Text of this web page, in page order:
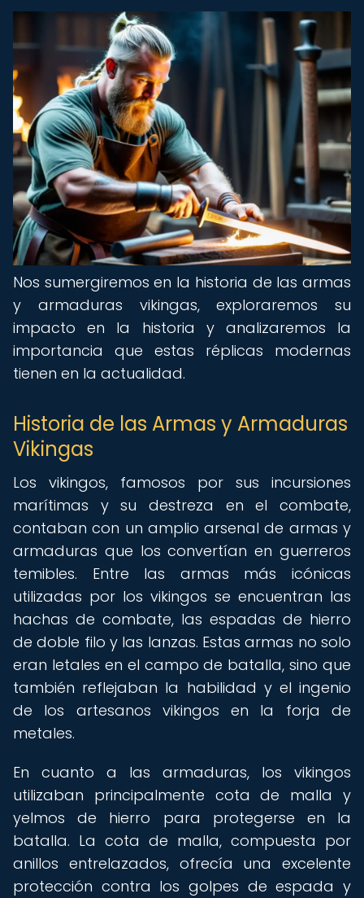
Nos sumergiremos en la historia de las armas
y armaduras vikingas, exploraremos su
impacto en la historia y analizaremos la
importancia que estas réplicas modernas
tienen en la actualidad.
Historia de las Armas y Armaduras
Vikingas
Los vikingos, famosos por sus incursiones
marítimas y su destreza en el combate,
contaban con un amplio arsenal de armas y
armaduras que los convertían en guerreros
temibles. Entre las armas más icónicas
utilizadas por los vikingos se encuentran las
hachas de combate, las espadas de hierro
de doble filo y las lanzas. Estas armas no solo
eran letales en el campo de batalla, sino que
también reflejaban la habilidad y el ingenio
de los artesanos vikingos en la forja de
metales.
En cuanto a las armaduras, los vikingos
utilizaban principalmente cota de malla y
yelmos de hierro para protegerse en la
batalla. La cota de malla, compuesta por
anillos entrelazados, ofrecía una excelente
protección contra los golpes de espada y